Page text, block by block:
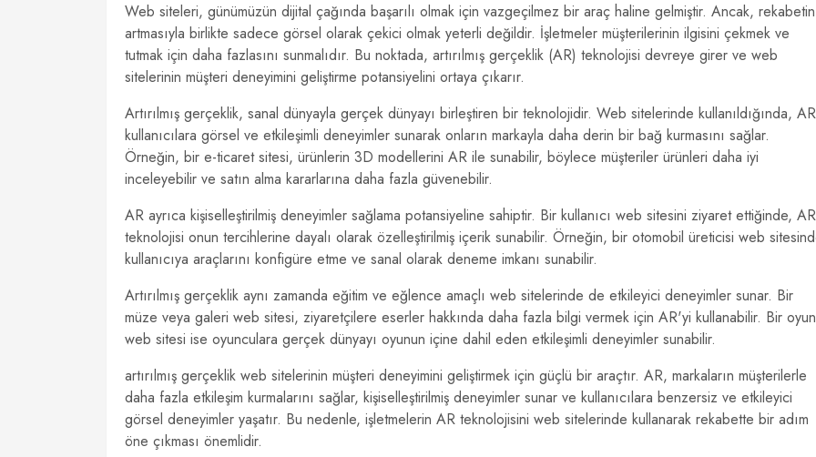
Web siteleri, günümüzün dijital çağında başarılı olmak için vazgeçilmez bir araç haline gelmiştir. Ancak, rekabetin
artmasıyla birlikte sadece görsel olarak çekici olmak yeterli değildir. İşletmeler müşterilerinin ilgisini çekmek ve
tutmak için daha fazlasını sunmalıdır. Bu noktada, artırılmış gerçeklik (AR) teknolojisi devreye girer ve web
sitelerinin müşteri deneyimini geliştirme potansiyelini ortaya çıkarır.
Artırılmış gerçeklik, sanal dünyayla gerçek dünyayı birleştiren bir teknolojidir. Web sitelerinde kullanıldığında,
kullanıcılara görsel ve etkileşimli deneyimler sunarak onların markayla daha derin bir bağ kurmasını sağlar.
Örneğin, bir e-ticaret sitesi, ürünlerin 3D modellerini AR ile sunabilir, böylece müşteriler ürünleri daha iyi
inceleyebilir ve satın alma kararlarına daha fazla güvenebilir.
AR ayrıca kişiselleştirilmiş deneyimler sağlama potansiyeline sahiptir. Bir kullanıcı web sitesini ziyaret ettiğinde, AR
teknolojisi onun tercihlerine dayalı olarak özelleştirilmiş içerik sunabilir. Örneğin, bir otomobil üreticisi web
kullanıcıya araçlarını konfigüre etme ve sanal olarak deneme imkanı sunabilir.
Artırılmış gerçeklik aynı zamanda eğitim ve eğlence amaçlı web sitelerinde de etkileyici deneyimler sunar. Bir
müze veya galeri web sitesi, ziyaretçilere eserler hakkında daha fazla bilgi vermek için AR'yi kullanabilir. Bir oyun
web sitesi ise oyunculara gerçek dünyayı oyunun içine dahil eden etkileşimli deneyimler sunabilir.
artırılmış gerçeklik web sitelerinin müşteri deneyimini geliştirmek için güçlü bir araçtır. AR, markaların müşterilerle
daha fazla etkileşim kurmalarını sağlar, kişiselleştirilmiş deneyimler sunar ve kullanıcılara benzersiz ve etkileyici
görsel deneyimler yaşatır. Bu nedenle, işletmelerin AR teknolojisini web sitelerinde kullanarak rekabette bir adım
öne çıkması önemlidir.